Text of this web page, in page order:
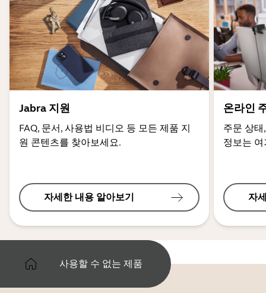
Jabra 지원
FAQ, 문서, 사용법 비디오 등 모든 제품 지
원 콘텐츠를 찾아보세요.
자세한 내용 알아보기
온라인
주문 상
정보는
자
사용할 수 없는 제품